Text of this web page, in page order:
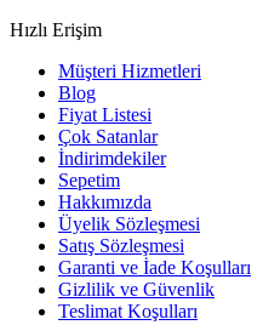
Hızlı Erişim
Müşteri Hizmetleri
Blog
Fiyat Listesi
Çok Satanlar
İndirimdekiler
Sepetim
Hakkımızda
Üyelik Sözleşmesi
Satış Sözleşmesi
Garanti ve İade Koşulları
Gizlilik ve Güvenlik
Teslimat Koşulları